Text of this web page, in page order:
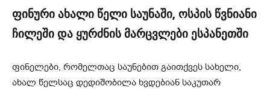
ფინური ახალი წელი საუნაში, ოსპის წვნიანი
ჩილეში და ყურძნის მარცვლები ესპანეთში
ფინელები, რომელთაც საუნებით გაითქვეს სახელი,
ახალ წელსაც დედიშობილა ხვდებიან საკუთარ